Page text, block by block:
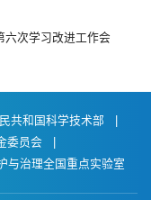
六次学习改进工作会
共和国科学技术部
委员会
与治理全国重点实验室